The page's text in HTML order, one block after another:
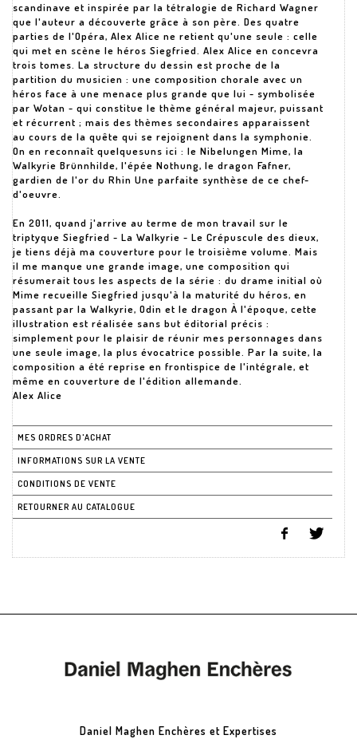
scandinave et inspirée par la tétralogie de Richard Wagner
que l'auteur a découverte grâce à son père. Des quatre
parties de l'Opéra, Alex Alice ne retient qu'une seule : celle
qui met en scène le héros Siegfried. Alex Alice en concevra
trois tomes. La structure du dessin est proche de la
partition du musicien : une composition chorale avec un
héros face à une menace plus grande que lui - symbolisée
par Wotan - qui constitue le thème général majeur, puissant
et récurrent ; mais des thèmes secondaires apparaissent
au cours de la quête qui se rejoignent dans la symphonie.
On en reconnaît quelquesuns ici : le Nibelungen Mime, la
Walkyrie Brünnhilde, l'épée Nothung, le dragon Fafner,
gardien de l'or du Rhin Une parfaite synthèse de ce chef-
d'oeuvre.
En 2011, quand j'arrive au terme de mon travail sur le
triptyque Siegfried - La Walkyrie - Le Crépuscule des dieux,
je tiens déjà ma couverture pour le troisième volume. Mais
il me manque une grande image, une composition qui
résumerait tous les aspects de la série : du drame initial où
Mime recueille Siegfried jusqu'à la maturité du héros, en
passant par la Walkyrie, Odin et le dragon À l'époque, cette
illustration est réalisée sans but éditorial précis :
simplement pour le plaisir de réunir mes personnages dans
une seule image, la plus évocatrice possible. Par la suite, la
composition a été reprise en frontispice de l'intégrale, et
même en couverture de l'édition allemande.
Alex Alice
MES ORDRES D'ACHAT
INFORMATIONS SUR LA VENTE
CONDITIONS DE VENTE
RETOURNER AU CATALOGUE
Daniel Maghen Enchères et Expertises